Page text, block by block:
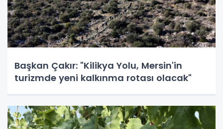
Başkan Çakır: "Kilikya Yolu, Mersin'in
turizmde yeni kalkınma rotası olacak"